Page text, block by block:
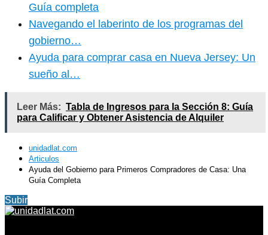
Guía completa
Navegando el laberinto de los programas del
gobierno…
Ayuda para comprar casa en Nueva Jersey: Un
sueño al…
Leer Más: Tabla de Ingresos para la Sección 8: Guía
para Calificar y Obtener Asistencia de Alquiler
unidadlat.com
Articulos
Ayuda del Gobierno para Primeros Compradores de Casa: Una
Guía Completa
Subir